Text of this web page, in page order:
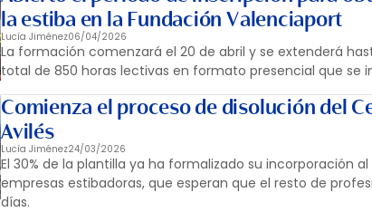
la estiba en la Fundación Valenciaport
Lucía Jiménez06/04/2026
La formación comenzará el 20 de abril y se extenderá
total de 850 horas lectivas en formato presencial que se
Comienza el proceso de disolución del
Avilés
Lucía Jiménez24/03/2026
El 30% de la plantilla ya ha formalizado su incorporación
empresas estibadoras, que esperan que el resto de
días.